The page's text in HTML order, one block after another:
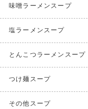
味噌ラーメンスープ
塩ラーメンスープ
とんこつラーメンスープ
つけ麺スープ
その他スープ